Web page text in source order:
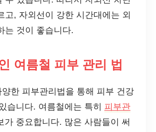
고, 자외선이 강한 시간대에는 외
는 것이 좋습니다.
여름철 피부 관리 법
한 피부관리법을 통해 피부 건강
습니다. 여름철에는 특히 피부관
가 중요합니다. 많은 사람들이 써